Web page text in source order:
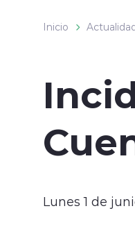
Inicio
Lunes 1 de